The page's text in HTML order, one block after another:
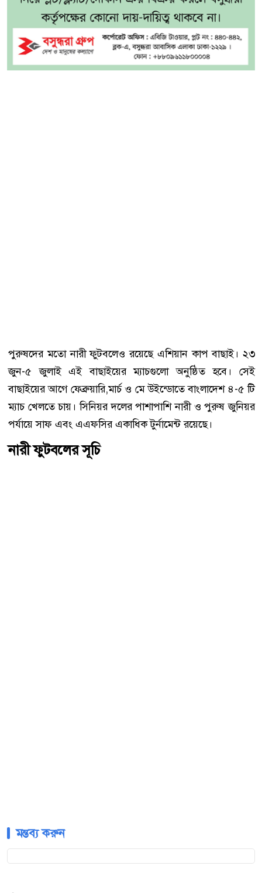
পুরুষদের মতো নারী ফুটবলেও রয়েছে এশিয়ান কাপ বাছাই। ২৩
জুন-৫ জুলাই এই বাছাইয়ের ম্যাচগুলো অনুষ্ঠিত হবে। সেই
বাছাইয়ের আগে ফেব্রুয়ারি,মার্চ ও মে উইন্ডোতে বাংলাদেশ ৪-৫ টি
ম্যাচ খেলতে চায়। সিনিয়র দলের পাশাপাশি নারী ও পুরুষ জুনিয়র
পর্যায়ে সাফ এবং এএফসির একাধিক টুর্নামেন্ট রয়েছে।
নারী ফুটবলের সূচি
মন্তব্য করুন